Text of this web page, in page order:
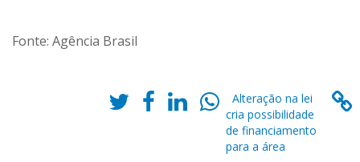
Fonte: Agência Brasil
Alteração na lei
cria possibilidade
de financiamento
para a área